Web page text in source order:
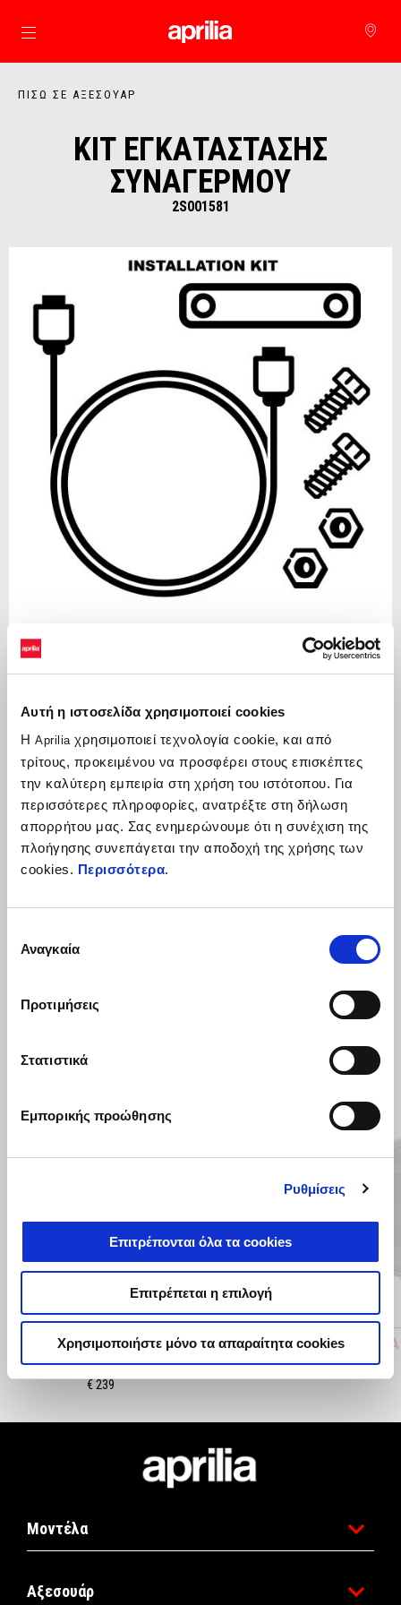
Αυτή η ιστοσελίδα χρησιμοποιεί cookies
Η Aprilia χρησιμοποιεί τεχνολογία cookie, και από
τρίτους, προκειμένου να προσφέρει στους επισκέπτες
την καλύτερη εμπειρία στη χρήση του ιστότοπου. Για
περισσότερες πληροφορίες, ανατρέξτε στη δήλωση
απορρήτου μας. Σας ενημερώνουμε ότι η συνέχιση της
πλοήγησης συνεπάγεται την αποδοχή της χρήσης των
cookies. Περισσότερα.
συγκατάθεσης
Αναγκαία
Προτιμήσεις
Στατιστικά
Εμπορικής προώθησης
Ρυθμίσεις
Επιτρέπονται όλα τα cookies
Επιτρέπεται η επιλογή
Χρησιμοποιήστε μόνο τα απαραίτητα cookies
Μετάβαση στο κυρίως περιεχόμενο
ΠΊΣΩ ΣΕ ΑΞΕΣΟΥΆΡ
ΚΙΤ ΕΓΚΑΤΑΣΤΑΣΗΣ
ΣΥΝΑΓΕΡΜΟΥ
2S001581
ΜΑΎΡΟ
Μαύρο
€ 89
Κιτ εγκατάστασης για τον συναγερμό 1D002554.
Προηγούμενο
ΒΑΛΙΤΣΑ ΠΛΑΪΝΗ TUONO 1100
ΑΡΙΣΤΕΡΗ
€ 239
€ 179
Μοντέλα
Αξεσουάρ